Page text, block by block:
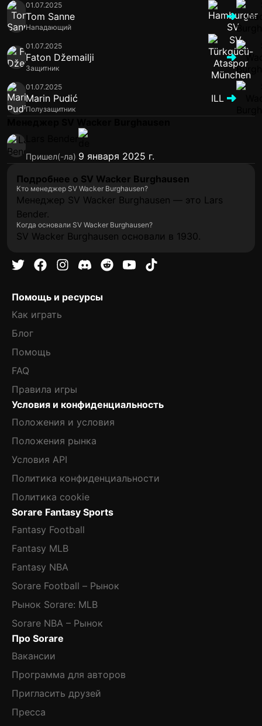
01.07.2025
Tom Sanne
Нападающий
01.07.2025
Faton Džemailji
Защитник
01.07.2025
Marin Pudić
Полузащитник
ILL
Пришел(-ла) 9 января 2025 г.
Подробнее о SV Wacker Burghausen
Кто менеджер SV Wacker Burghausen?
Менеджер SV Wacker Burghausen — это Lars
Bender.
Когда основали SV Wacker Burghausen?
SV Wacker Burghausen основали в 1930.
Помощь и ресурсы
Как играть
Блог
Помощь
FAQ
Правила игры
Условия и конфиденциальность
Положения и условия
Положения рынка
Условия API
Политика конфиденциальности
Политика cookie
Sorare Fantasy Sports
Fantasy Football
Fantasy MLB
Fantasy NBA
Sorare Football – Рынок
Рынок Sorare: MLB
Sorare NBA – Рынок
Про Sorare
Вакансии
Программа для авторов
Пригласить друзей
Пресса